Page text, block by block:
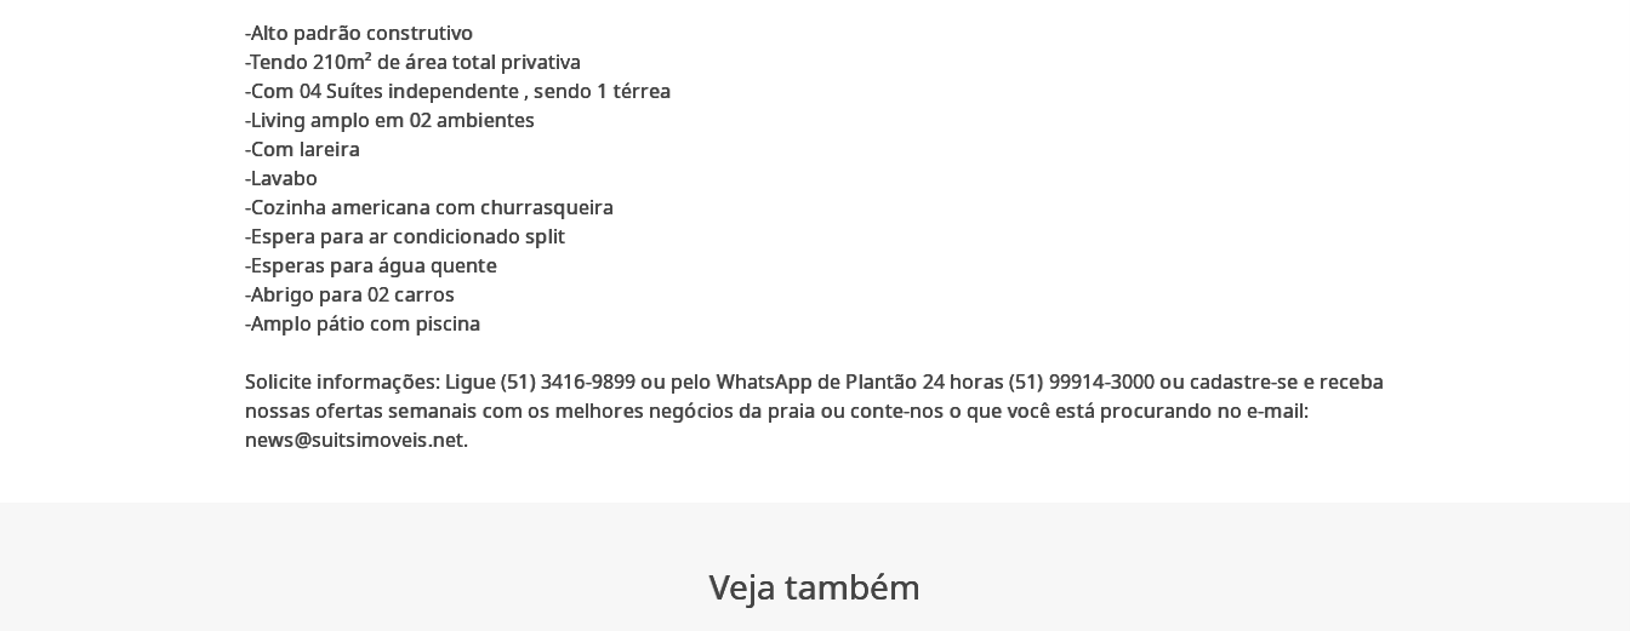
-Alto padrão construtivo
-Tendo 210m² de área total privativa
-Com 04 Suítes independente , sendo 1 térrea
-Living amplo em 02 ambientes
-Com lareira
-Lavabo
-Cozinha americana com churrasqueira
-Espera para ar condicionado split
-Esperas para água quente
-Abrigo para 02 carros
-Amplo pátio com piscina
Solicite informações: Ligue (51) 3416-9899 ou pelo WhatsApp de Plantão 24 horas (51) 99914-3000 ou cadastre-se e receba
nossas ofertas semanais com os melhores negócios da praia ou conte-nos o que você está procurando no e-mail:
Veja também